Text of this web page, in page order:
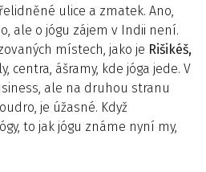
ulice a zmatek. Ano,
ale o jógu zájem v Indii není.
místech, jako je Rišikéš,
centra, ášramy, kde jóga jede. V
ale na druhou stranu
je úžasné. Když
to jak jógu známe nyní my,